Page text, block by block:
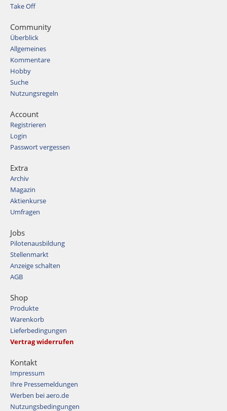
Take Off
Community
Überblick
Allgemeines
Kommentare
Hobby
Suche
Nutzungsregeln
Account
Registrieren
Login
Passwort vergessen
Extra
Archiv
Magazin
Aktienkurse
Umfragen
Jobs
Pilotenausbildung
Stellenmarkt
Anzeige schalten
AGB
Shop
Produkte
Warenkorb
Lieferbedingungen
Vertrag widerrufen
Kontakt
Impressum
Ihre Pressemeldungen
Werben bei aero.de
Nutzungsbedingungen